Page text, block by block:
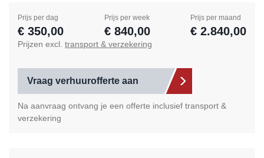
Prijs per dag
€ 350,00
Prijs per week
€ 840,00
Prijs per maand
€ 2.840,00
Prijzen excl. transport & verzekering
Vraag verhuurofferte aan
Na aanvraag ontvang je een offerte inclusief transport &
verzekering